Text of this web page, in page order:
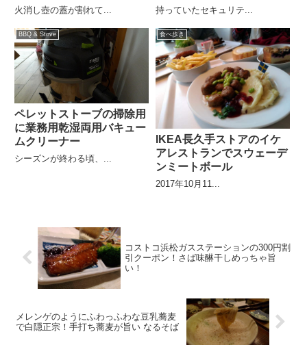
ーパーX
火消し壺の蓋が割れて... 持っていたセキュリテ...
BBQ & Stove
ペレットストーブの掃除用
に業務用乾湿両用バキュー
ムクリーナー
シーズンが終わる頃、...
食べ歩き
IKEA長久手ストアのイケ
アレストランでスウェーデ
ンミートボール
2017年10月11...
コストコ浜松ガスステーションの300円割
引クーポン！さば味醂干しめっちゃ旨
い！
メレンゲのようにふわっふわな豆乳蕎麦
で白隠正宗！手打ち蕎麦が旨い なるそば